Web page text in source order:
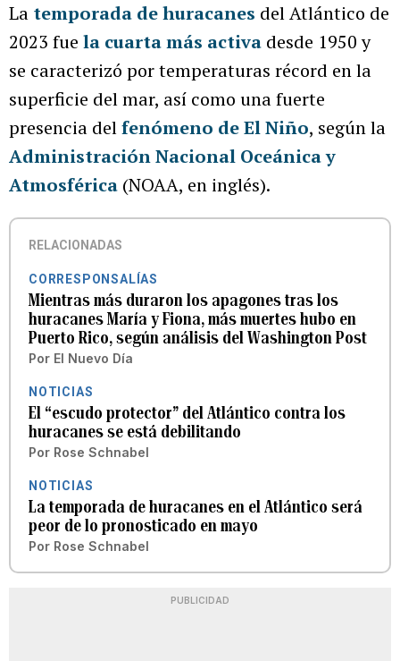
La temporada de huracanes del Atlántico de
2023 fue la cuarta más activa desde 1950 y
se caracterizó por temperaturas récord en la
superficie del mar, así como una fuerte
presencia delfenómeno de El Niño, según la
Administración Nacional Oceánica y
Atmosférica (NOAA, en inglés).
RELACIONADAS
CORRESPONSALÍAS
Mientras más duraron los apagones tras los
huracanes María y Fiona, más muertes hubo en
Puerto Rico, según análisis del Washington Post
Por El Nuevo Día
NOTICIAS
El “escudo protector” del Atlántico contra los
huracanes se está debilitando
Por Rose Schnabel
NOTICIAS
La temporada de huracanes en el Atlántico será
peor de lo pronosticado en mayo
Por Rose Schnabel
PUBLICIDAD